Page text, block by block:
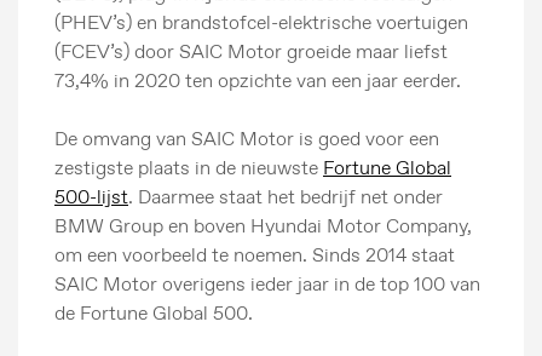
(PHEV’s) en brandstofcel-elektrische voertuigen
(FCEV’s) door SAIC Motor groeide maar liefst
73,4% in 2020 ten opzichte van een jaar eerder.
De omvang van SAIC Motor is goed voor een
zestigste plaats in de nieuwste Fortune Global
500-lijst. Daarmee staat het bedrijf net onder
BMW Group en boven Hyundai Motor Company,
om een voorbeeld te noemen. Sinds 2014 staat
SAIC Motor overigens ieder jaar in de top 100 van
de Fortune Global 500.